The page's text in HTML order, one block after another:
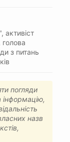
активіст
з питань
погляди
інформацію,
назв